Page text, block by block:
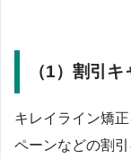
（1）割引
キレイライン矯
ペーンなどの割